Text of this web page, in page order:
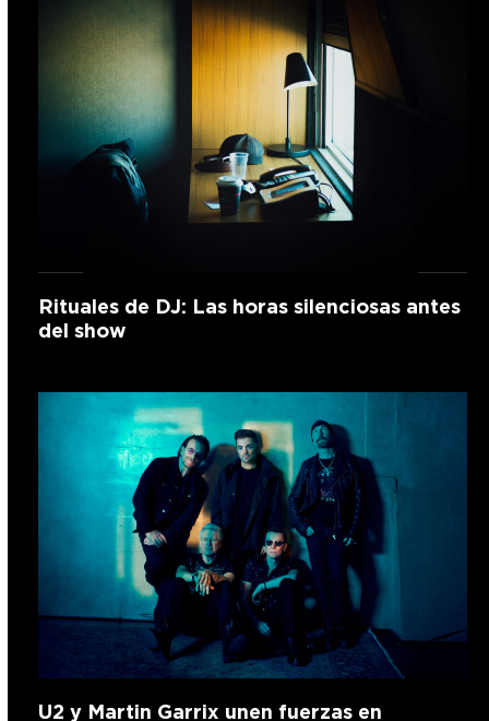
Rituales de DJ: Las horas silenciosas antes
del show
U2 y Martin Garrix unen fuerzas en